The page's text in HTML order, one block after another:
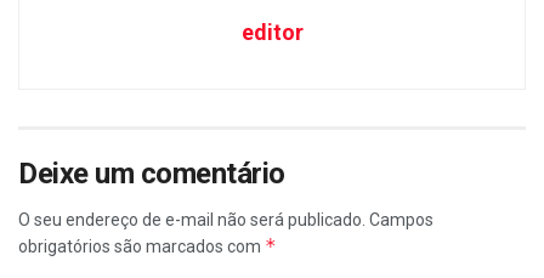
editor
Deixe um comentário
O seu endereço de e-mail não será publicado. Campos
obrigatórios são marcados com *